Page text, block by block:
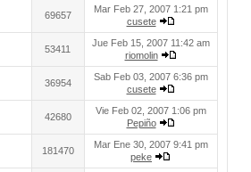
69657
Mar Feb 27, 2007 1:21 pm
cusete
53411
Jue Feb 15, 2007 11:42 am
riomolin
36954
Sab Feb 03, 2007 6:36 pm
cusete
42680
Vie Feb 02, 2007 1:06 pm
Pepiño
181470
Mar Ene 30, 2007 9:41 pm
peke